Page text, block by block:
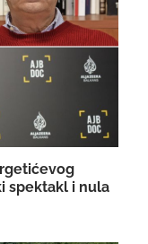
spektakl i nula